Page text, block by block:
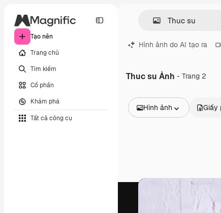
Tạo nên
Trang chủ
Tìm kiếm
Cổ phần
Khám phá
Tất cả công cụ
Hình ảnh do AI tạo ra
Thuc su Ảnh - Trang 2
Hình ảnh
Video
Đồ họa chuyển động
Mẫu video.
Giấy